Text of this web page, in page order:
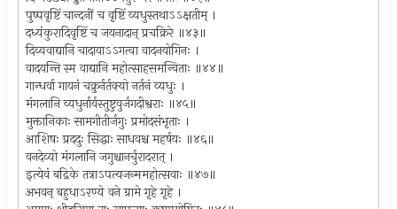
पुष्पवृष्टिं चान्दनीं च वृष्टिं व्यधुस्तथाऽऽक्षतीम् ।
दध्यंकुरादिवृष्टिं च जयनादान् प्रचक्रिरे ॥४३॥
दिव्यवाद्यानि चादायाऽऽगत्वा वादनयोगिनः ।
वादयन्ति स्म वाद्यानि महोत्साहसमन्विताः ॥४४॥
गान्धर्वा गायनं चक्रुर्नर्तक्यो नर्तनं व्यधुः ।
मंगलानि व्यधुर्नार्यस्तुष्टुवुर्जगदीश्वराः ॥४५॥
मुक्तानिकाः सामगीतीर्जगुः प्रमोदसंभृताः ।
आशिषः प्रददुः सिद्धाः साधवश्च महर्षयः ॥४६॥
वनदेव्यो मंगलानि जगुश्चानर्चुरादरात् ।
इत्येवं बद्रिके तत्राऽपत्यजन्ममहोत्सवाः ॥४७॥
अभवन् बहुधाऽरण्ये वने ग्रामे गृहे गृहे ।